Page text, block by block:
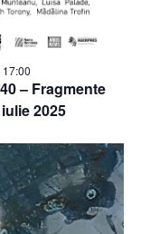
– Fragmente
2025